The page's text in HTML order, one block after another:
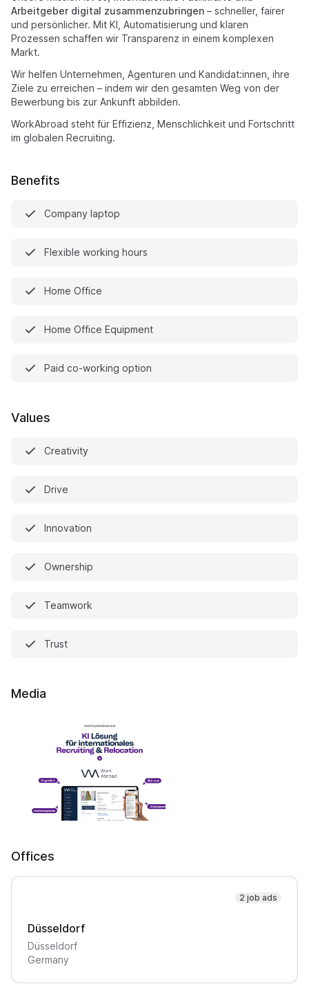
Arbeitgeber digital zusammenzubringen – schneller, fairer
und persönlicher. Mit KI, Automatisierung und klaren
Prozessen schaffen wir Transparenz in einem komplexen
Markt.
Wir helfen Unternehmen, Agenturen und Kandidat:innen, ihre
Ziele zu erreichen – indem wir den gesamten Weg von der
Bewerbung bis zur Ankunft abbilden.
WorkAbroad steht für Effizienz, Menschlichkeit und Fortschritt
im globalen Recruiting.
Benefits
Company laptop
Flexible working hours
Home Office
Home Office Equipment
Paid co-working option
Values
Creativity
Drive
Innovation
Ownership
Teamwork
Trust
Media
Offices
2 job ads
Düsseldorf
Düsseldorf
Germany